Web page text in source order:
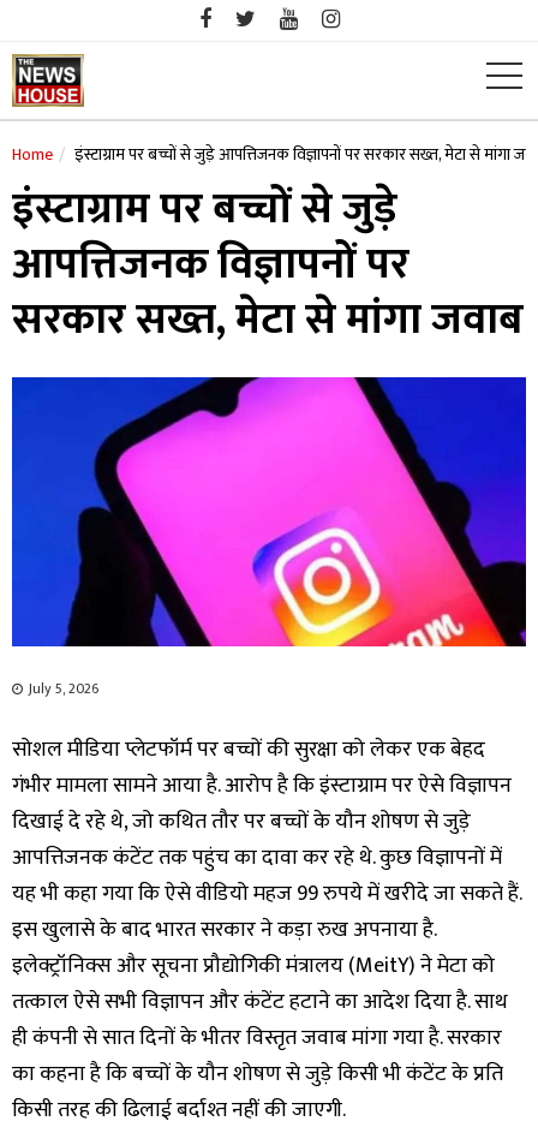
content
Home इंस्टाग्राम पर बच्चों से जुड़े आपत्तिजनक विज्ञापनों पर सरकार सख्त, मेटा से मांगा
इंस्टाग्राम पर बच्चों से जुड़े
आपत्तिजनक विज्ञापनों पर
सरकार सख्त, मेटा से मांगा जवाब
July 5, 2026
सोशल मीडिया प्लेटफॉर्म पर बच्चों की सुरक्षा को लेकर एक बेहद
गंभीर मामला सामने आया है. आरोप है कि इंस्टाग्राम पर ऐसे विज्ञापन
दिखाई दे रहे थे, जो कथित तौर पर बच्चों के यौन शोषण से जुड़े
आपत्तिजनक कंटेंट तक पहुंच का दावा कर रहे थे. कुछ विज्ञापनों में
यह भी कहा गया कि ऐसे वीडियो महज 99 रुपये में खरीदे जा सकते हैं.
इस खुलासे के बाद भारत सरकार ने कड़ा रुख अपनाया है.
इलेक्ट्रॉनिक्स और सूचना प्रौद्योगिकी मंत्रालय (MeitY) ने मेटा को
तत्काल ऐसे सभी विज्ञापन और कंटेंट हटाने का आदेश दिया है. साथ
ही कंपनी से सात दिनों के भीतर विस्तृत जवाब मांगा गया है. सरकार
का कहना है कि बच्चों के यौन शोषण से जुड़े किसी भी कंटेंट के प्रति
किसी तरह की ढिलाई बर्दाश्त नहीं की जाएगी.